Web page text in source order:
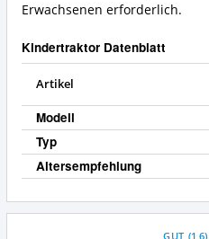
Erwachsenen erforderlich.
Kindertraktor Datenblatt
Artikel
Modell
Typ
Altersempfehlung
GUT (1,6)